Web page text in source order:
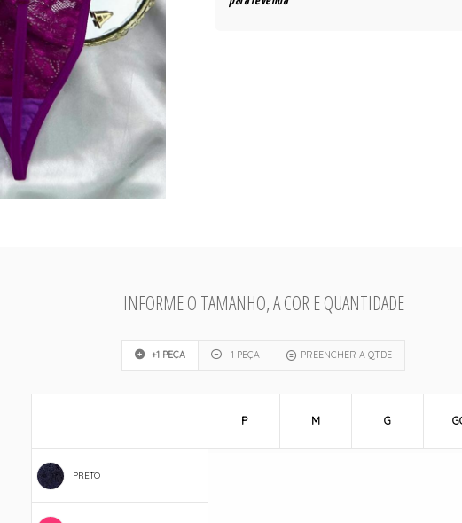
INFORME O TAMANHO, A COR E QUANTIDADE
+1 PEÇA -1 PEÇA PREENCHER A QTDE
PRETO
P M G